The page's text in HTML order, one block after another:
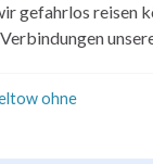
gefahrlos reisen
ohne